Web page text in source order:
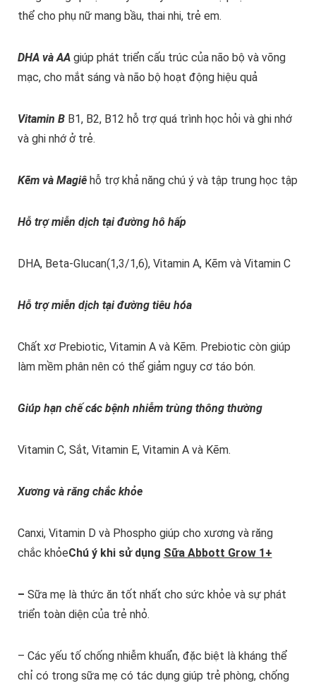
thể cho phụ nữ mang bầu, thai nhi, trẻ em.
DHA và AAgiúp phát triển cấu trúc của não bộ và võng
mạc, cho mắt sáng và não bộ hoạt động hiệu quả
Vitamin BB1, B2, B12 hỗ trợ quá trình học hỏi và ghi nhớ
và ghi nhớ ở trẻ.
Kẽm và Magiêhỗ trợ khả năng chú ý và tập trung học tập
Hỗ trợ miễn dịch tại đường hô hấp
DHA, Beta-Glucan(1,3/1,6), Vitamin A, Kẽm và Vitamin C
Hỗ trợ miễn dịch tại đường tiêu hóa
Chất xơ Prebiotic, Vitamin A và Kẽm. Prebiotic còn giúp
làm mềm phân nên có thể giảm nguy cơ táo bón.
Giúp hạn chế các bệnh nhiễm trùng thông thường
Vitamin C, Sắt, Vitamin E, Vitamin A và Kẽm.
Xương và răng chắc khỏe
Canxi, Vitamin D và Phospho giúp cho xương và răng
chắc khỏeChú ý khi sử dụng Sữa Abbott Grow 1+
– Sữa mẹ là thức ăn tốt nhất cho sức khỏe và sự phát
triển toàn diện của trẻ nhỏ.
– Các yếu tố chống nhiễm khuẩn, đặc biệt là kháng thể
chỉ có trong sữa mẹ có tác dụng giúp trẻ phòng, chống